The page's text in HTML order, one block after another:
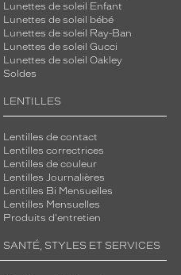
Lunettes de soleil Enfant
Lunettes de soleil bébé
Lunettes de soleil Ray-Ban
Lunettes de soleil Gucci
Lunettes de soleil Oakley
Soldes
LENTILLES
Lentilles de contact
Lentilles correctrices
Lentilles de couleur
Lentilles Journalières
Lentilles Bi Mensuelles
Lentilles Mensuelles
Produits d'entretien
SANTÉ, STYLES ET SERVICES